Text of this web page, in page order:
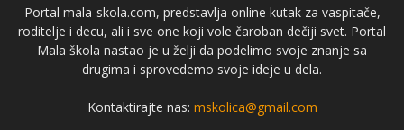
Portal mala-skola.com, predstavlja online kutak za vaspitače,
roditelje i decu, ali i sve one koji vole čaroban dečiji svet. Portal
Mala škola nastao je u želji da podelimo svoje znanje sa
drugima i sprovedemo svoje ideje u dela.
Kontaktirajte nas: mskolica@gmail.com